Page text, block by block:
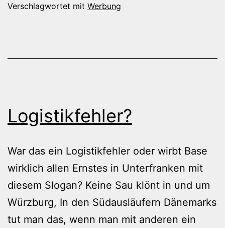
Verschlagwortet mit Werbung
Logistikfehler?
War das ein Logistikfehler oder wirbt Base
wirklich allen Ernstes in Unterfranken mit
diesem Slogan? Keine Sau klönt in und um
Würzburg, In den Südausläufern Dänemarks
tut man das, wenn man mit anderen ein